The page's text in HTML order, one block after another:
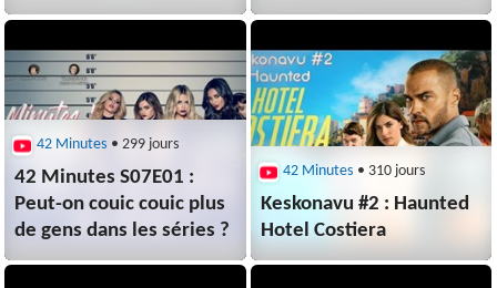
ait faites
42 Minutes • 299 jours
42 Minutes S07E01 :
Peut-on couic couic plus
de gens dans les séries ?
42 Minutes • 310 jours
Keskonavu #2 : Haunted
Hotel Costiera